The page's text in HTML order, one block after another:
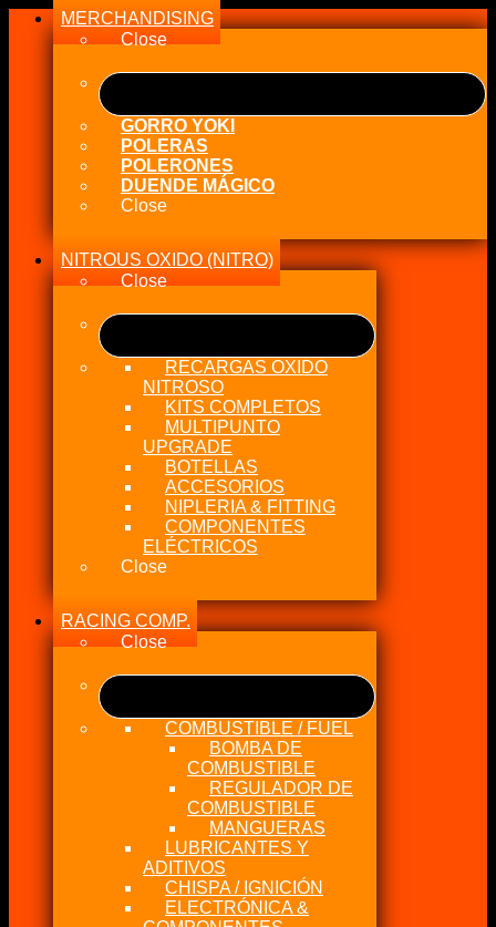
MERCHANDISING
Close
GORRO YOKI
POLERAS
POLERONES
DUENDE MÁGICO
Close
NITROUS OXIDO (NITRO)
Close
RECARGAS OXIDO
NITROSO
KITS COMPLETOS
MULTIPUNTO
UPGRADE
BOTELLAS
ACCESORIOS
NIPLERIA & FITTING
COMPONENTES
ELÉCTRICOS
Close
RACING COMP.
Close
COMBUSTIBLE / FUEL
BOMBA DE
COMBUSTIBLE
REGULADOR DE
COMBUSTIBLE
MANGUERAS
LUBRICANTES Y
ADITIVOS
CHISPA / IGNICIÓN
ELECTRÓNICA &